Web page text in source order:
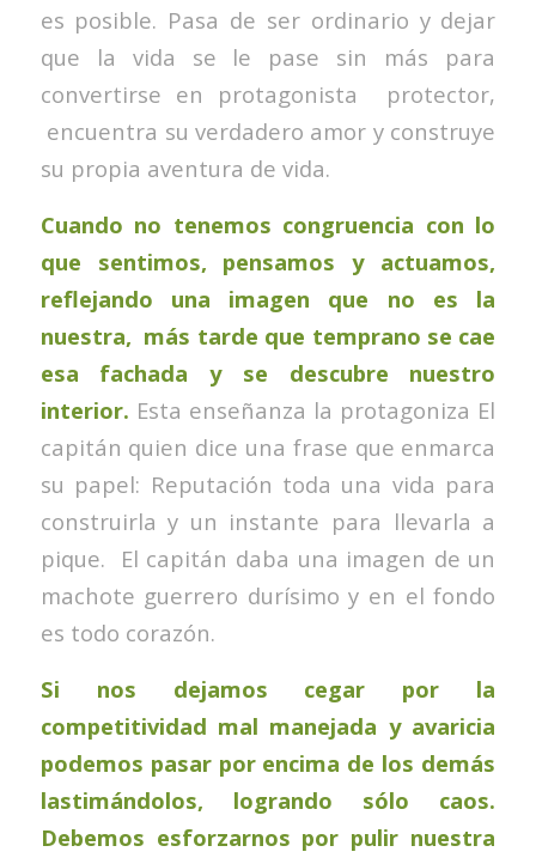
es posible. Pasa de ser ordinario y dejar
que la vida se le pase sin más para
convertirse en protagonista protector,
encuentra su verdadero amor y construye
su propia aventura de vida.
Cuando no tenemos congruencia con lo
que sentimos, pensamos y actuamos,
reflejando una imagen que no es la
nuestra, más tarde que temprano se cae
esa fachada y se descubre nuestro
interior. Esta enseñanza la protagoniza El
capitán quien dice una frase que enmarca
su papel: Reputación toda una vida para
construirla y un instante para llevarla a
pique. El capitán daba una imagen de un
machote guerrero durísimo y en el fondo
es todo corazón.
Si nos dejamos cegar por la
competitividad mal manejada y avaricia
podemos pasar por encima de los demás
lastimándolos, logrando sólo caos.
Debemos esforzarnos por pulir nuestra